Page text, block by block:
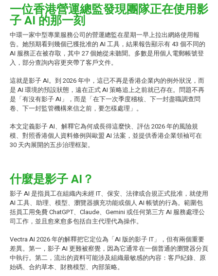
一位香港營運總監發現團隊正在使用影
子 AI 的那一刻
中環一家中型專業服務公司的營運總監在星期一早上拉出網絡使用報
告。她預期看到幾個已獲批准的 AI 工具，結果報告顯示有 43 個不同的
AI 服務正在被存取，其中 27 個她從未聽聞。多數是用個人電郵帳號登
入，部分查詢內容更夾帶了客戶文件。
這就是影子 AI。到 2026 年中，這已不再是香港企業內的例外狀況，而
是 AI 環境的預設狀態，遠在正式 AI 策略追上之前就已存在。問題不再
是「有沒有影子 AI」，而是「在下一次季度稽核、下一封盡職調查問
卷、下一封監管機構來信之前，要怎樣處理」。
本文定義影子 AI、解釋它為何成長得這麼快、評估 2026 年的風險規
模、對照香港個人資料條例與歐盟 AI 法案，並提供香港企業領袖可在
30 天內展開的五步治理框架。
什麼是影子 AI？
影子 AI 是指員工在組織內未經 IT、保安、法律或合規正式批准，就使用
AI 工具、助理、模型、瀏覽器擴充功能或個人 AI 帳號的行為。範圍包
括員工用免費 ChatGPT、Claude、Gemini 或任何第三方 AI 服務處理公
司工作，並且愈來愈多包括自主代理代為操作。
Vectra AI 2026 年的解釋把它定位為「AI 版的影子 IT」，但有兩個重要
差異。第一，影子 AI 更難被察覺，因為它通常在一個普通的瀏覽器分頁
中執行。第二，流出的資料可能涉及組織最敏感的內容：客戶紀錄、原
始碼、合約草本、財務模型、內部策略。